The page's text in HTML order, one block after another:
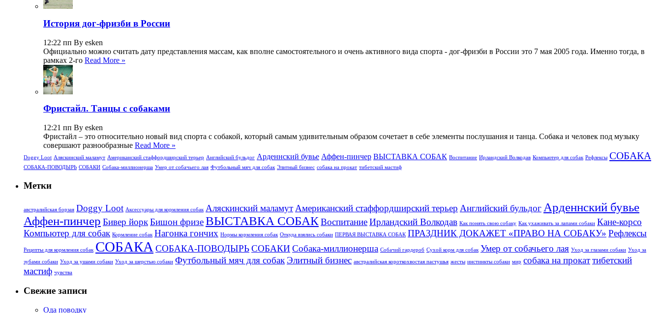
История дог-фризби в России
12:22 пп By esken
Официально можно считать дату представления массам, как вполне самостоятельного и очень активного вида спорта - дог-фризби в России это 7 мая 2005 года. Именно тогда, в
рамках 2-го Read More »
Фристайл. Танцы с собаками
12:21 пп By esken
Фристайл – это относительно новый вид спорта с собакой, который самым удивительным образом сочетает в себе элементы послушания и танца. Собака и человек под музыку
совершают разнообразные Read More »
Doggy Loot Аляскинский маламут Американский стаффордширский терьер Английский бульдог Арденнский бувье Аффен-пинчер ВЫСТАВКА СОБАК Воспитание Ирландский Волкодав Компьютер для собак Рефлексы СОБАКА
СОБАКА-ПОВОДЫРЬ СОБАКИ Собака-миллионерша Умер от собачьего лая Футбольный мяч для собак Элитный бизнес собака на прокат тибетский мастиф
Метки
aвстралийская борзая Doggy Loot Аксессуары для кормления собак Аляскинский маламут Американский стаффордширский терьер Английский бульдог Арденнский бувье
Аффен-пинчер Бивер йоркБишон фризеВЫСТАВКА СОБАК ВоспитаниеИрландский Волкодав Как понять свою собаку Как ухаживать за лапами собаки Кане-корсо
Компьютер для собак Кормление собак Нагонка гончих Нормы кормления собак Откуда взялись собаки ПЕРВАЯ ВЫСТАВКА СОБАК ПРАЗДНИК ДОКАЖЕТ «ПРАВО НА СОБАКУ» Рефлексы
Рецепты для кормления собак СОБАКА СОБАКА-ПОВОДЫРЬСОБАКИ Собака-миллионерша Собачий гардероб Сухой корм для собак Умер от собачьего лая Уход за глазами собаки Уход за
зубами собаки Уход за ушами собаки Уход за шерстью собаки Футбольный мяч для собак Элитный бизнес австралийская короткохвостая пастушья жесты инстинкты собаки мир собака на прокаттибетский
мастиф чувства
Свежие записи
Ода поводку